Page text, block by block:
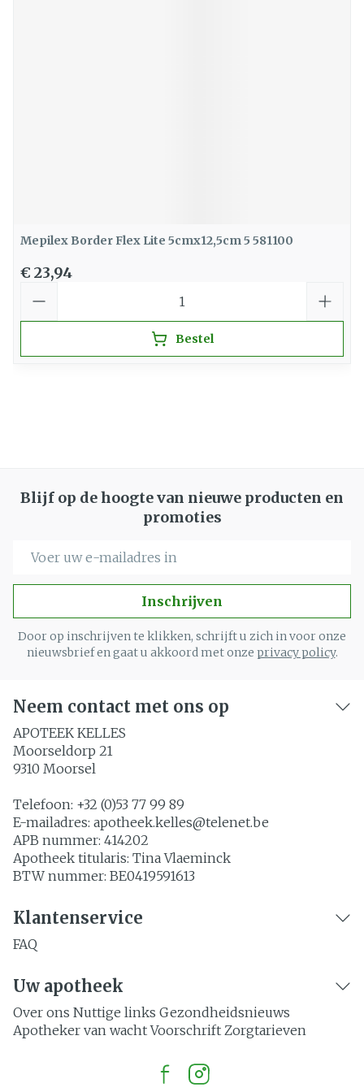
Mepilex Border Flex Lite 5cmx12,5cm 5 581100
€ 23,94
Bestel
Blijf op de hoogte van nieuwe producten en
promoties
Inschrijven
Door op inschrijven te klikken, schrijft u zich in voor onze
nieuwsbrief en gaat u akkoord met onze privacy policy.
Neem contact met ons op
APOTEEK KELLES
Moorseldorp 21
9310 Moorsel
Telefoon: +32 (0)53 77 99 89
E-mailadres: apotheek.kelles@telenet.be
APB nummer: 414202
Apotheek titularis: Tina Vlaeminck
BTW nummer: BE0419591613
Klantenservice
FAQ
Uw apotheek
Over ons Nuttige links Gezondheidsnieuws
Apotheker van wacht Voorschrift Zorgtarieven